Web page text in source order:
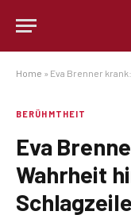
Home » Eva Brenner
BERÜHMTHEIT
Eva
Wahrheit